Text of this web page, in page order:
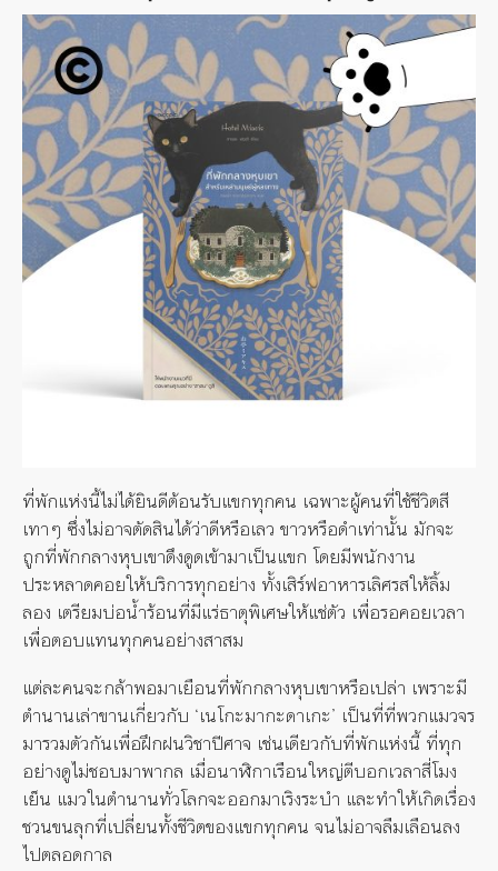
ที่พักแห่งนี้ไม่ได้ยินดีต้อนรับแขกทุกคน เฉพาะผู้คนที่ใช้ชีวิตสี
เทาๆ ซึ่งไม่อาจตัดสินได้ว่าดีหรือเลว ขาวหรือดำเท่านั้น มักจะ
ถูกที่พักกลางหุบเขาดึงดูดเข้ามาเป็นแขก โดยมีพนักงาน
ประหลาดคอยให้บริการทุกอย่าง ทั้งเสิร์ฟอาหารเลิศรสให้ลิ้ม
ลอง เตรียมบ่อน้ำร้อนที่มีแร่ธาตุพิเศษให้แช่ตัว เพื่อรอคอยเวลา
เพื่อตอบแทนทุกคนอย่างสาสม
แต่ละคนจะกล้าพอมาเยือนที่พักกลางหุบเขาหรือเปล่า เพราะมี
ตำนานเล่าขานเกี่ยวกับ ‘เนโกะมากะดาเกะ’ เป็นที่ที่พวกแมวจร
มารวมตัวกันเพื่อฝึกฝนวิชาปีศาจ เช่นเดียวกับที่พักแห่งนี้ ที่ทุก
อย่างดูไม่ชอบมาพากล เมื่อนาฬิกาเรือนใหญ่ตีบอกเวลาสี่โมง
เย็น แมวในตำนานทั่วโลกจะออกมาเริงระบำ และทำให้เกิดเรื่อง
ชวนขนลุกที่เปลี่ยนทั้งชีวิตของแขกทุกคน จนไม่อาจลืมเลือนลง
ไปตลอดกาล